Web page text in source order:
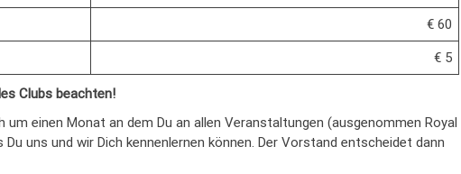
€ 60
€ 5
Clubs beachten!
einen Monat an dem Du an allen Veranstaltungen (ausgenommen Royal
uns und wir Dich kennenlernen können. Der Vorstand entscheidet dann